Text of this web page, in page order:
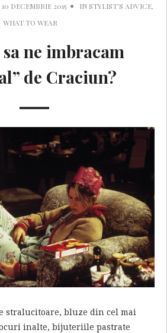
10 DECEMBRIE 2015 IN STYLIST'S ADVICE,
WHAT TO WEAR
ne imbracam
de Craciun?
stralucitoare, bluze din cel mai
inalte, bijuteriile pastrate